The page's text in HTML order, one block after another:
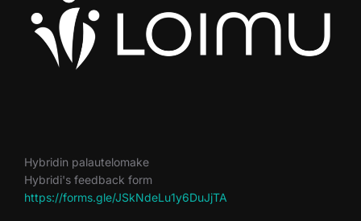
Hybridin palautelomake
Hybridi's feedback form
https://forms.gle/JSkNdeLu1y6DuJjTA